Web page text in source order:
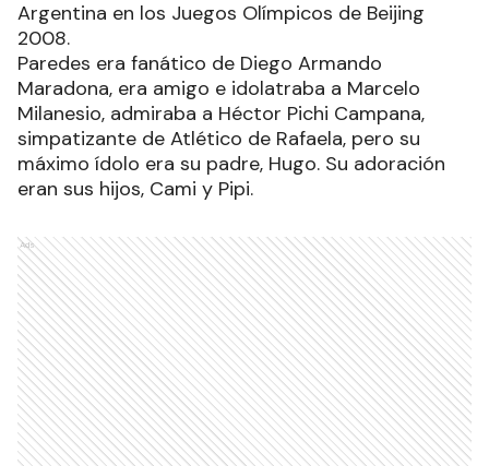
Argentina en los Juegos Olímpicos de Beijing
2008.
Paredes era fanático de Diego Armando
Maradona, era amigo e idolatraba a Marcelo
Milanesio, admiraba a Héctor Pichi Campana,
simpatizante de Atlético de Rafaela, pero su
máximo ídolo era su padre, Hugo. Su adoración
eran sus hijos, Cami y Pipi.
Ads